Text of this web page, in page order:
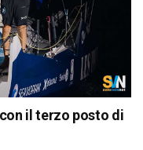
il terzo posto di